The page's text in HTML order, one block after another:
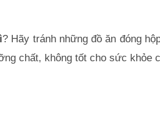
? Hãy tránh những đồ ăn đóng
chất, không tốt cho sức khỏe